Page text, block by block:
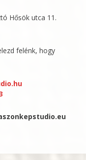
Hősök utca 11.
felénk, hogy